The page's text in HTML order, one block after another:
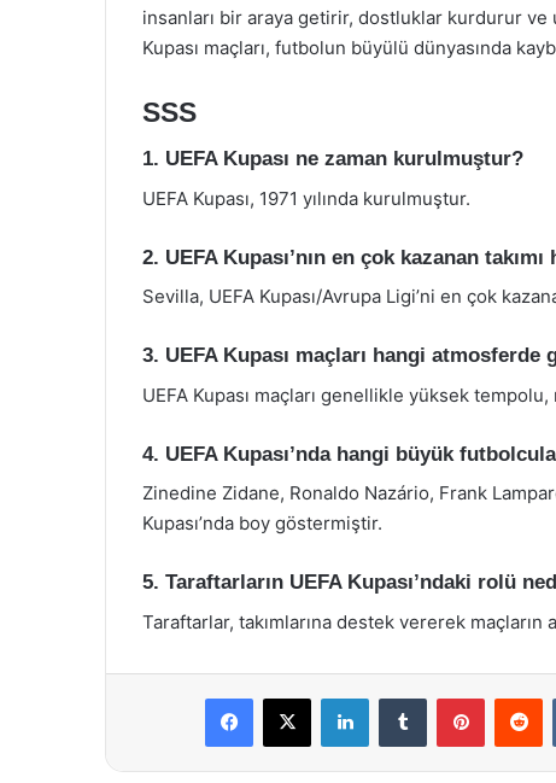
insanları bir araya getirir, dostluklar kurdurur ve
Kupası maçları, futbolun büyülü dünyasında
SSS
1. UEFA Kupası ne zaman kurulmuştur?
UEFA Kupası, 1971 yılında kurulmuştur.
2. UEFA Kupası’nın en çok kazanan
Sevilla, UEFA Kupası/Avrupa Ligi’ni en çok
3. UEFA Kupası maçları hangi atmosferde
UEFA Kupası maçları genellikle yüksek
4. UEFA Kupası’nda hangi büyük
Zinedine Zidane, Ronaldo Nazário, Frank
Kupası’nda boy göstermiştir.
5. Taraftarların UEFA Kupası’ndaki rolü
Taraftarlar, takımlarına destek vererek
Facebook
X LinkedInTumblr Pinterest